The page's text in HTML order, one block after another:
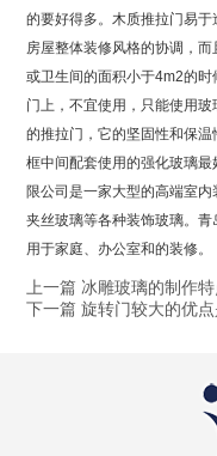
的要好得多。木质推拉门易
房屋整体装修风格的协调，
或卫生间的面积小于4m2的
门上，不宜使用，只能使用
的推拉门，它的坚固性和保
框中间配套使用的强化玻璃
限公司是一家大型的高端室内
夹丝玻璃等各种装饰玻璃。
用于家庭、办公室和的装修。
上一篇 冰雕玻璃的制作
下一篇 旋转门较大的优点